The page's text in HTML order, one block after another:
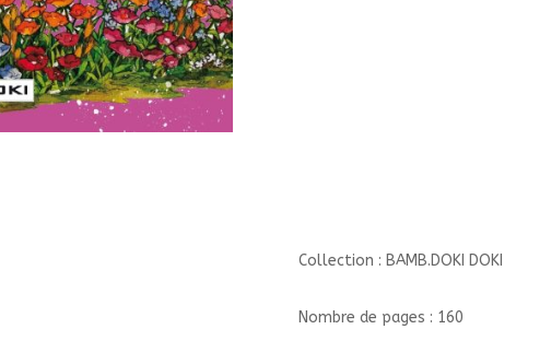
Collection : BAMB.DOKI DOKI
Nombre de pages : 160